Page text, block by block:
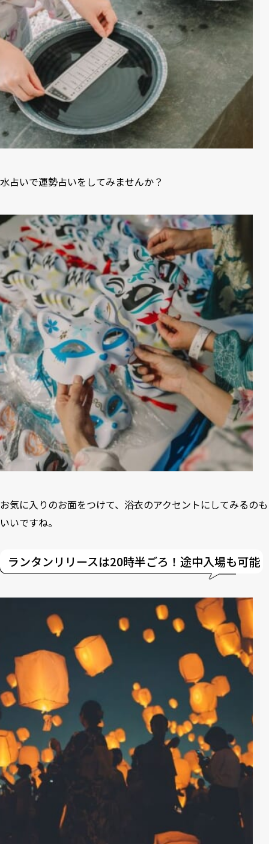
水占いで運勢占いをしてみませんか？
お気に入りのお面をつけて、浴衣のアクセントにしてみるのも
いいですね。
ランタンリリースは20時半ごろ！途中入場も可能